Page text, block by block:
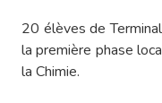
20 élèves de
la première phase
la Chimie.